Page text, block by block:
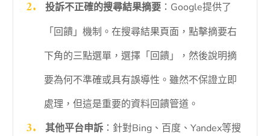
投訴不正確的搜尋結果摘要：Google提供了
「回饋」機制。在搜尋結果頁面，點擊摘要右
下角的三點選單，選擇「回饋」，然後說明摘
要為何不準確或具有誤導性。雖然不保證立即
處理，但這是重要的資料回饋管道。
其他平台申訴：針對Bing、百度、Yandex等搜